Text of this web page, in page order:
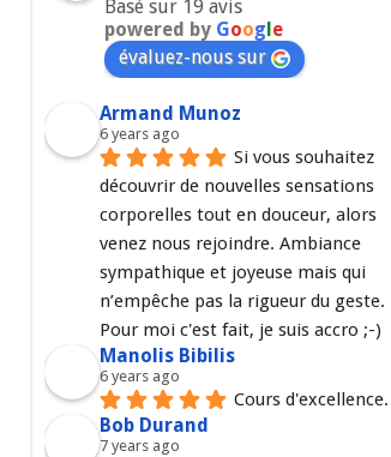
Basé sur 19 avis
powered by Goog e
évaluez-nous sur
Armand Munoz
6 years ago
Si vous souhaitez
découvrir de nouvelles sensations
corporelles tout en douceur, alors
venez nous rejoindre. Ambiance
sympathique et joyeuse mais qui
n’empêche pas la rigueur du geste.
Pour moi c'est fait, je suis accro ;-)
Manolis Bibilis
6 years ago
Cours d'excellence.
Bob Durand
7 years ago